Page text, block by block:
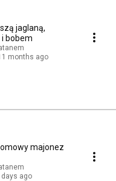
jaglaną,
bobem
months ago
majonez
days ago